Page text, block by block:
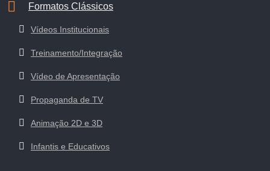
Formatos Clássicos
Vídeos Institucionais
Treinamento/Integração
Vídeo de Apresentação
Propaganda de TV
Animação 2D e 3D
Infantis e Educativos